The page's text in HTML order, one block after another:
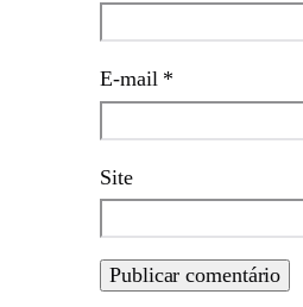
E-mail *
Site